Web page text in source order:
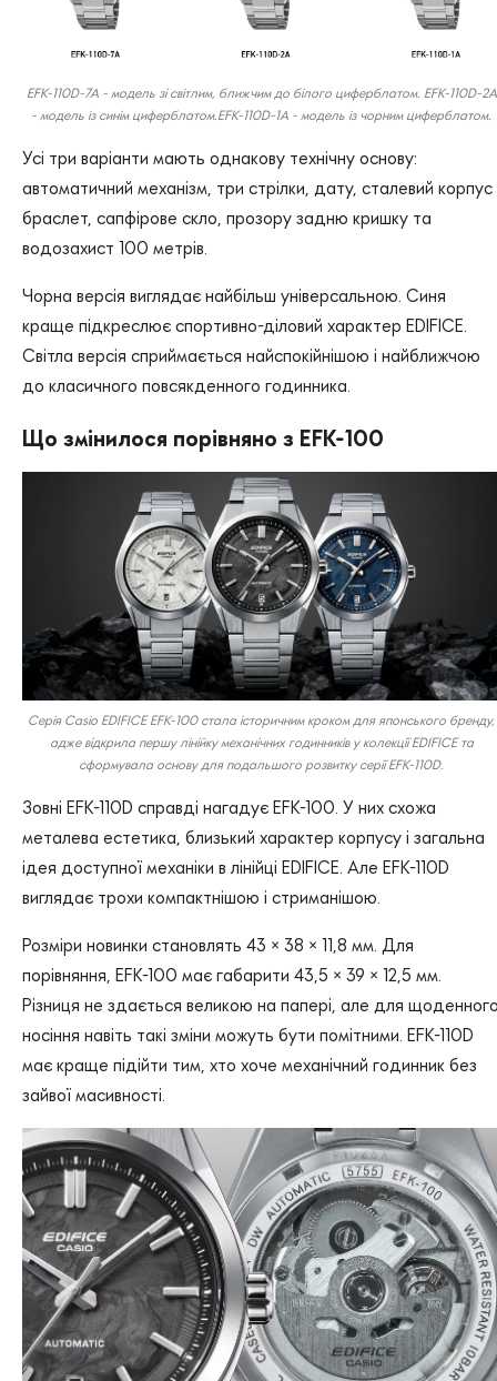
EFK-110D-7A - модель зі світлим, ближчим до білого циферблатом. EFK-110D-2A
- модель із синім циферблатом.EFK-110D-1A - модель із чорним циферблатом.
Усі три варіанти мають однакову технічну основу:
автоматичний механізм, три стрілки, дату, сталевий корпус
браслет, сапфірове скло, прозору задню кришку та
водозахист 100 метрів.
Чорна версія виглядає найбільш універсальною. Синя
краще підкреслює спортивно-діловий характер EDIFICE.
Світла версія сприймається найспокійнішою і найближчою
до класичного повсякденного годинника.
Що змінилося порівняно з EFK-100
Серія Casio EDIFICE EFK-100 стала історичним кроком для японського бренду,
адже відкрила першу лінійку механічних годинників у колекції EDIFICE та
сформувала основу для подальшого розвитку серії EFK-110D.
Зовні EFK-110D справді нагадує EFK-100. У них схожа
металева естетика, близький характер корпусу і загальна
ідея доступної механіки в лінійці EDIFICE. Але EFK-110D
виглядає трохи компактнішою і стриманішою.
Розміри новинки становлять 43 × 38 × 11,8 мм. Для
порівняння, EFK-100 має габарити 43,5 × 39 × 12,5 мм.
Різниця не здається великою на папері, але для
носіння навіть такі зміни можуть бути помітними. EFK-110D
має краще підійти тим, хто хоче механічний годинник без
зайвої масивності.